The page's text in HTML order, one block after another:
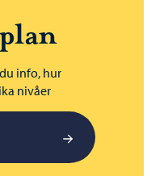
info, hur
nivåer